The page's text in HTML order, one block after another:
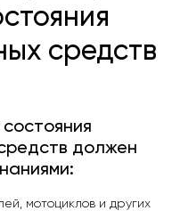
средств
должен
мотоциклов и других